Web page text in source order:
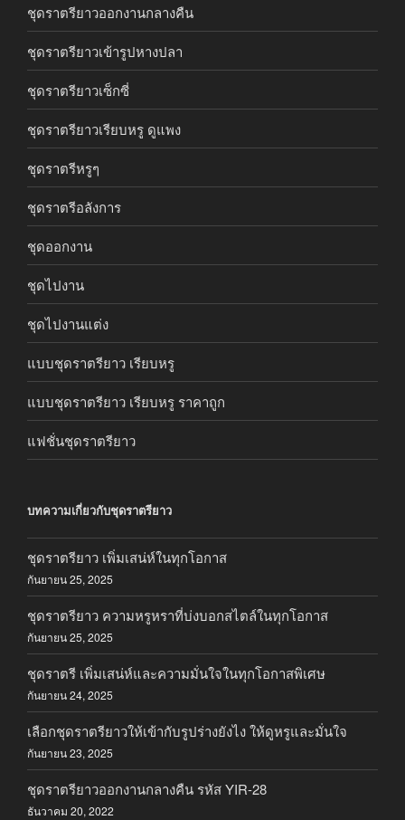
ชุดราตรียาวออกงานกลางคืน
ชุดราตรียาวเข้ารูปหางปลา
ชุดราตรียาวเซ็กซี่
ชุดราตรียาวเรียบหรู ดูแพง
ชุดราตรีหรูๆ
ชุดราตรีอลังการ
ชุดออกงาน
ชุดไปงาน
ชุดไปงานแต่ง
แบบชุดราตรียาว เรียบหรู
แบบชุดราตรียาว เรียบหรู ราคาถูก
แฟชั่นชุดราตรียาว
บทความเกี่ยวกับชุดราตรียาว
ชุดราตรียาว เพิ่มเสน่ห์ในทุกโอกาส
กันยายน 25, 2025
ชุดราตรียาว ความหรูหราที่บ่งบอกสไตล์ในทุกโอกาส
กันยายน 25, 2025
ชุดราตรี เพิ่มเสน่ห์และความมั่นใจในทุกโอกาสพิเศษ
กันยายน 24, 2025
เลือกชุดราตรียาวให้เข้ากับรูปร่างยังไง ให้ดูหรูและมั่นใจ
กันยายน 23, 2025
ชุดราตรียาวออกงานกลางคืน รหัส YIR-28
ธันวาคม 20, 2022